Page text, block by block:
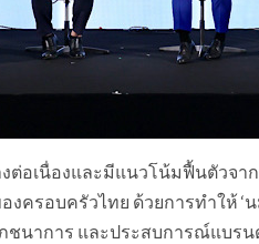
ต่อเนื่องและมีแนวโน้มฟื้นตัวจ
งครอบครัวไทย ด้วยการทำให้ ‘
าการ และประสบการณ์แบรน